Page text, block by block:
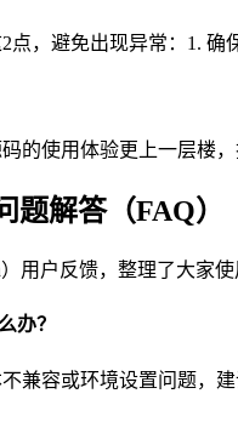
点，避免出现异常：1. 确
的使用体验更上一层楼
题解答（FAQ）
用户反馈，整理了大家
办？
兼容或环境设置问题，